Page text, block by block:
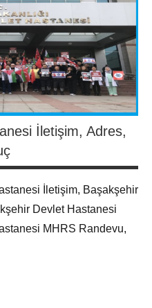
İletişim, Adres,
İletişim, Başakşehir
Devlet Hastanesi
MHRS Randevu,